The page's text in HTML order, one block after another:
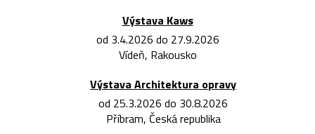
Výstava Kaws
od 3.4.2026 do 27.9.2026
Vídeň, Rakousko
Výstava Architektura opravy
od 25.3.2026 do 30.8.2026
Příbram, Česká republika